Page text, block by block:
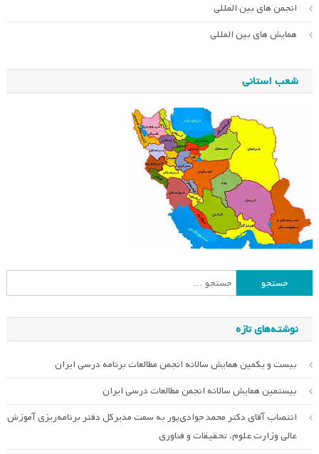
انجمن های بین المللی
همایش های بین المللی
شعب استانی
جستجو
برای:
نوشته‌های تازه
بیست و یکمین همایش سالانه انجمن مطالعات برنامه درسی ایران
بیستمین همایش سالانه انجمن مطالعات درسی ایران
انتصاب آقای دکتر محمد جوادی‌پور به سمت مدیرکل دفتر برنامه‌ریزی آموزش
عالی وزارت علوم، تحقیقات و فناوری